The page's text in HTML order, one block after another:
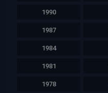
1990
1987
1984
1981
1978